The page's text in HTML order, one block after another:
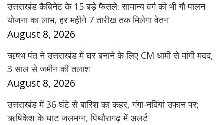
उत्तराखंड कैबिनेट के 15 बड़े फैसले: सामान्य वर्ग को भी गौ पालन
योजना का लाभ, हर महीने 7 तारीख तक मिलेगा वेतन
August 8, 2026
ऋषभ पंत ने उत्तराखंड में घर बनाने के लिए CM धामी से मांगी मदद,
3 साल से जमीन की तलाश
August 8, 2026
उत्तराखंड में 36 घंटे से बारिश का कहर, गंगा-नदियां उफान पर;
ऋषिकेश के घाट जलमग्न, पिथौरागढ़ में अलर्ट